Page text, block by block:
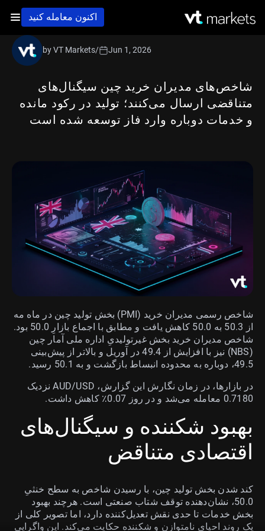
اکنون معامله کنید
شاخص‌های مدیران خرید چین سیگنال‌های
متناقضی ارسال می‌کنند؛ تولید در رکود مانده
و خدمات دوباره وارد فاز توسعه شده است
by VT Markets/ Jun 1, 2026
شاخص رسمی مدیران خرید (PMI) بخش تولید چین در ماه مه
از 50.3 به 50.0 کاهش یافت و مطابق با اجماع بازارِ 50.0 بود.
شاخص مدیران خرید بخش غیرتولیدیِ اداره ملی آمار چین
(NBS) نیز با افزایش از 49.4 در آوریل و بالاتر از پیش‌بینی
49.5، دوباره به محدوده انبساط بازگشت و به 50.1 رسید.
در بازارها، در زمان نگارش این گزارش، AUD/USD نزدیک
0.7180 معامله می‌شد و در روز 0.07٪ کاهش داشت.
بهبود شکننده و سیگنال‌های
اقتصادی متناقض
کند شدن بخش تولید چین، با رسیدن شاخص به سطح خنثیِ
50.0، نشان‌دهنده توقف شتاب صنعتی است. هرچند بهبود
بخش خدمات تا حدی نقش تعدیل‌کننده دارد، اما تصویر کلی از
یک روند احیای نامتوازن و شکننده حکایت می‌کند. این واگرایی